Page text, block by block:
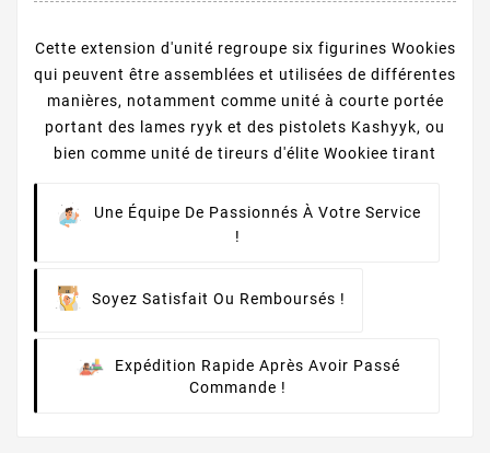
Cette extension d'unité regroupe six figurines Wookies
qui peuvent être assemblées et utilisées de différentes
manières, notamment comme unité à courte portée
portant des lames ryyk et des pistolets Kashyyk, ou
bien comme unité de tireurs d'élite Wookiee tirant
Une Équipe De Passionnés À Votre Service
!
Soyez Satisfait Ou Remboursés !
Expédition Rapide Après Avoir Passé
Commande !